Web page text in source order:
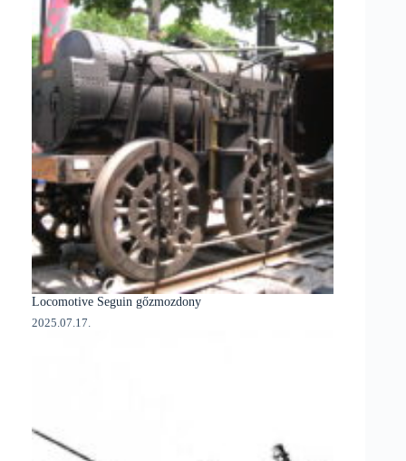
Locomotive Seguin gőzmozdony
2025.07.17.